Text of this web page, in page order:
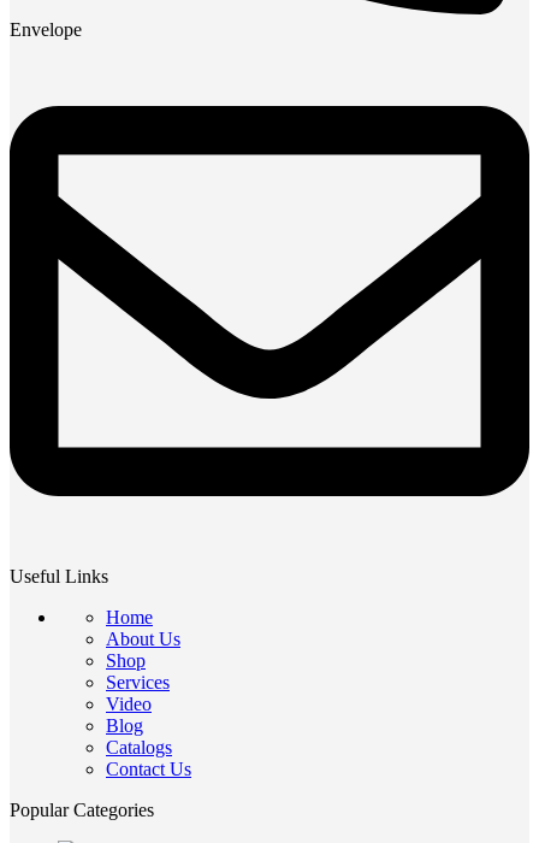
Envelope
Useful Links
Home
About Us
Shop
Services
Video
Blog
Catalogs
Contact Us
Popular Categories